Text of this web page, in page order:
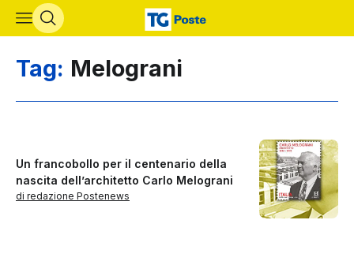
Vai al contenuto principale
Tag: Melograni
Un francobollo per il centenario della
nascita dell’architetto Carlo Melograni
di redazione Postenews